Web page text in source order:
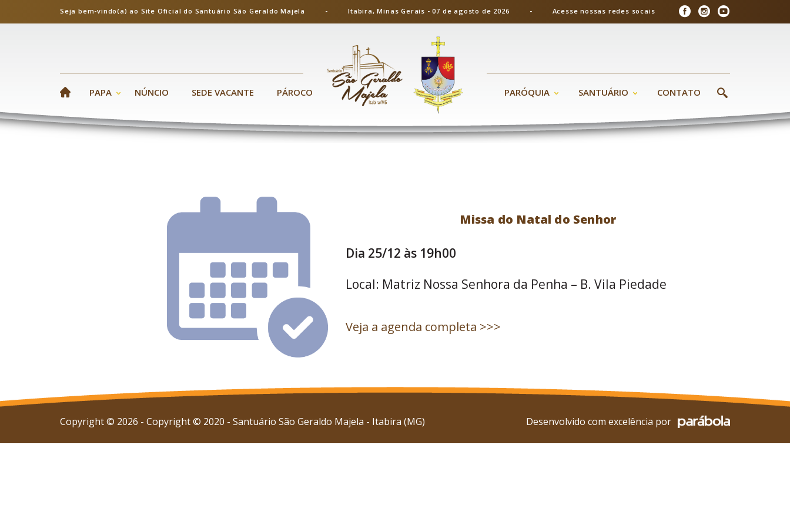
Seja bem-vindo(a) ao Site Oficial do Santuário São Geraldo Majela - Itabira, Minas Gerais - 07 de agosto de 2026 - Acesse nossas redes socais
PAPA NÚNCIO SEDE VACANTE PÁROCO PARÓQUIA SANTUÁRIO CONTATO
Missa do Natal do Senhor
Dia 25/12 às 19h00
Local: Matriz Nossa Senhora da Penha – B. Vila Piedade
Veja a agenda completa >>>
Copyright © 2026 - Copyright © 2020 - Santuário São Geraldo Majela - Itabira (MG) Desenvolvido com excelência por